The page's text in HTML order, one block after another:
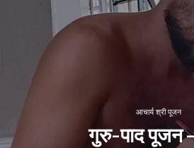
आचार्य श्री पूजन
गुरु-पाद पूजन